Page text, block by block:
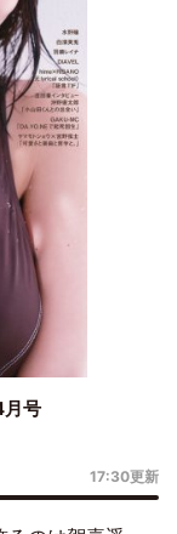
号
17:30更新